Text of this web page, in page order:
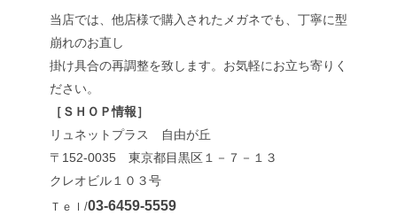
当店では、他店様で購入されたメガネでも、丁寧に型
崩れのお直し
掛け具合の再調整を致します。お気軽にお立ち寄りく
ださい。
［ＳＨＯＰ情報］
リュネットプラス 自由が丘
〒152-0035 東京都目黒区１－７－１３
クレオビル１０３号
Ｔｅｌ/03-6459-5559